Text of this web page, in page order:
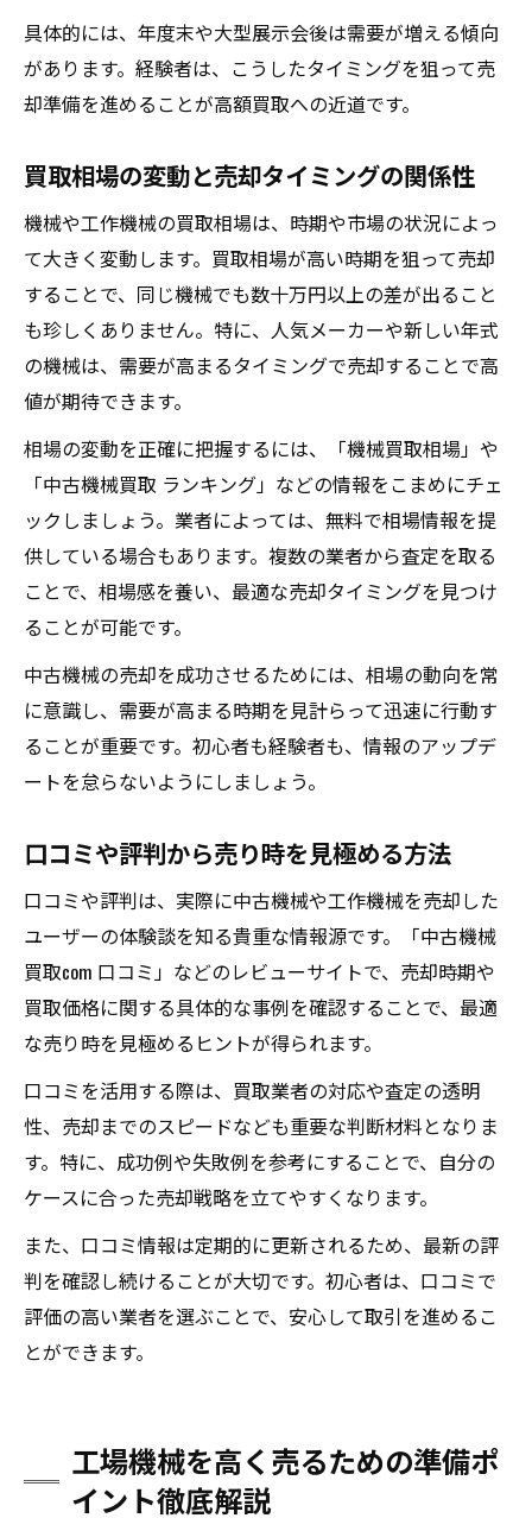
具体的には、年度末や大型展示会後は需要が増える傾向
があります。経験者は、こうしたタイミングを狙って売
却準備を進めることが高額買取への近道です。
買取相場の変動と売却タイミングの関係性
機械や工作機械の買取相場は、時期や市場の状況によっ
て大きく変動します。買取相場が高い時期を狙って売却
することで、同じ機械でも数十万円以上の差が出ること
も珍しくありません。特に、人気メーカーや新しい年式
の機械は、需要が高まるタイミングで売却することで高
値が期待できます。
相場の変動を正確に把握するには、「機械買取相場」や
「中古機械買取 ランキング」などの情報をこまめにチェ
ックしましょう。業者によっては、無料で相場情報を提
供している場合もあります。複数の業者から査定を取る
ことで、相場感を養い、最適な売却タイミングを見つけ
ることが可能です。
中古機械の売却を成功させるためには、相場の動向を常
に意識し、需要が高まる時期を見計らって迅速に行動す
ることが重要です。初心者も経験者も、情報のアップデ
ートを怠らないようにしましょう。
口コミや評判から売り時を見極める方法
口コミや評判は、実際に中古機械や工作機械を売却した
ユーザーの体験談を知る貴重な情報源です。「中古機械
買取com 口コミ」などのレビューサイトで、売却時期や
買取価格に関する具体的な事例を確認することで、最適
な売り時を見極めるヒントが得られます。
口コミを活用する際は、買取業者の対応や査定の透明
性、売却までのスピードなども重要な判断材料となりま
す。特に、成功例や失敗例を参考にすることで、自分の
ケースに合った売却戦略を立てやすくなります。
また、口コミ情報は定期的に更新されるため、最新の評
判を確認し続けることが大切です。初心者は、口コミで
評価の高い業者を選ぶことで、安心して取引を進めるこ
とができます。
工場機械を高く売るための準備ポ
イント徹底解説